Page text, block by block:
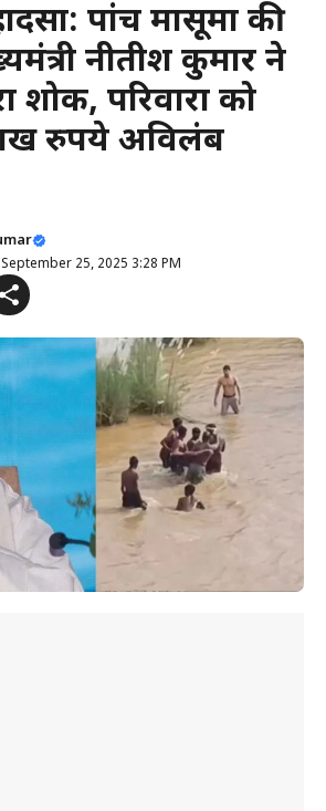
पांच मासूमों की
नीतीश कुमार ने
शोक, परिवारों को
रुपये अविलंब
25, 2025 3:28 PM